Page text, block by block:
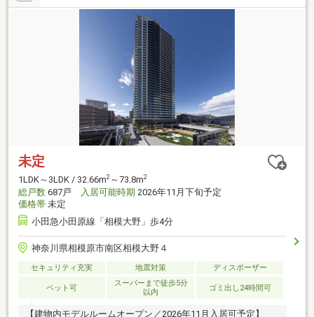
未定
1LDK～3LDK / 32.66m2 ～73.8m2
総戸数 687戸 入居可能時期 2026年11月下旬予定
価格帯 未定
小田急小田原線「相模大野」歩4分
神奈川県相模原市南区相模大野４
セキュリティ充実 地震対策 ディスポーザー
ペット可
スーパーまで徒歩5分
以内
ゴミ出し24時間可
【建物内モデルルームオープン／2026年11月入居可予定】